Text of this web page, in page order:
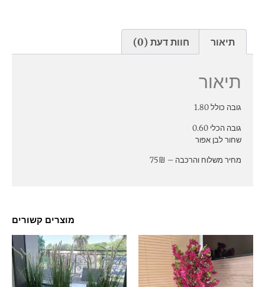
מוצרים קשורים
תיאור חוות דעת (0)
תיאור
גובה כולל 1.80
גובה הכלי 0.60
שחור לבן אפור
מחיר משלוח והרכבה – 75₪